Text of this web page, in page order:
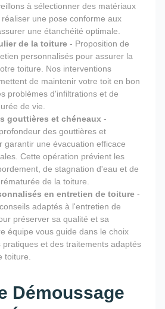
à sélectionner des matériaux
une pose conforme aux
une étanchéité optimale.
de la toiture - Proposition de
personnalisés pour assurer la
toiture. Nos interventions
de maintenir votre toit en bon
problèmes d'infiltrations et de
de vie.
gouttières et chéneaux -
des gouttières et
garantir une évacuation efficace
Cette opération prévient les
de stagnation d'eau et de
de la toiture.
en entretien de toiture -
adaptés à l'entretien de
préserver sa qualité et sa
équipe vous guide dans le choix
pratiques et des traitements adaptés
toiture.
Démoussage